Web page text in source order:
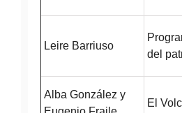
Leire Barriuso
del
Alba González y
El